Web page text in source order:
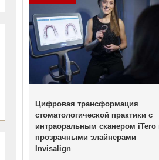
Цифровая трансформация
стоматологической практики c
интраоральным сканером iTero
прозрачными элайнерами
Invisalign